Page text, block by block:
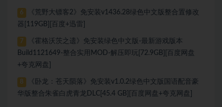
6
《荒野大镖客2》免安装v1436.28绿色中文版整合置修改
器[119GB][百度+迅雷]
7
《霍格沃茨之遗》免安装绿色中文版-最新游戏版本
Build1121649-整合实用MOD-解压即玩[72.9GB][百度网盘
+夸克网盘]
8
《卧龙：苍天陨落》免安装v1.0.2绿色中文版国语配音豪
华版整合朱雀白虎青龙DLC[45.4 GB][百度网盘+夸克网盘]